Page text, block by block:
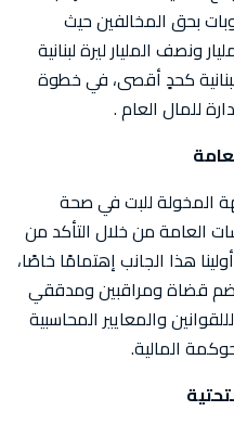
بحق المخالفين حيث
ونصف المليار ليرة لبنانية
كحدٍ أقصى، في خطوة
للمال العام .
المخولة للبت في صحة
العامة من خلال التأكد من
هذا الجانب إهتمامًا خاصًا،
قضاة ومراقبين ومدققي
والمعايير المحاسبية
المالية.